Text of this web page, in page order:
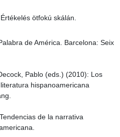
ötfokú skálán.
de América. Barcelona: Seix
Pablo (eds.) (2010): Los
hispanoamericana
de la narrativa